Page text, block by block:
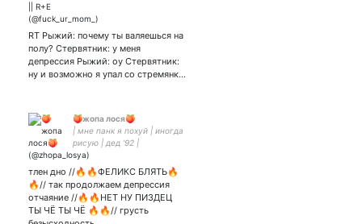
бассейне▪︎соул и жена с
RT Рыжий: почему ты валяешься на
полу? Стервятник: у меня
депрессия Рыжий: оу Стервятник:
ну и возможно я упал со стремянк…
🍑жопа лося🍑
| мне панк я похуй | иногда
рисую | дед '92 |
тлен дно //🔥🔥ФЕЛИКС БЛЯТЬ🔥
🔥// так продолжаем депрессия
отчаяние //🔥🔥НЕТ НУ ПИЗДЕЦ
ТЫ ЧЁ ТЫ ЧЁ 🔥🔥// грусть